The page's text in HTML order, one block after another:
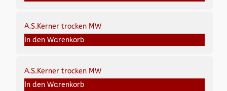
A.S.Kerner trocken MW
In den Warenkorb
A.S.Kerner trocken MW
In den Warenkorb